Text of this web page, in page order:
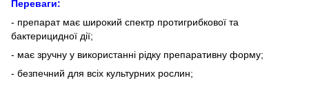
Переваги:
- препарат має широкий спектр протигрибкової та
бактерицидної дії;
- має зручну у використанні рідку препаративну форму;
- безпечний для всіх культурних рослин;